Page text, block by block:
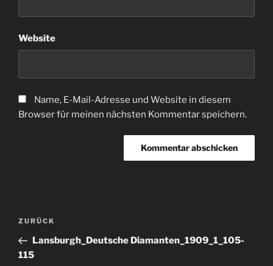
Website
Name, E-Mail-Adresse und Website in diesem
Browser für meinen nächsten Kommentar speichern.
Beitragsnavigation
Vorheriger
Beitrag
ZURÜCK
Lansburgh_Deutsche Diamanten_1909_1_105-
115